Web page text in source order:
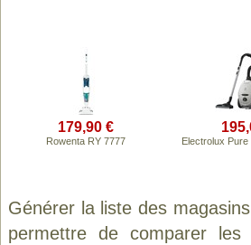
179,90 €
Rowenta RY 7777 Electrolux
Générer la liste des
permettre de comparer